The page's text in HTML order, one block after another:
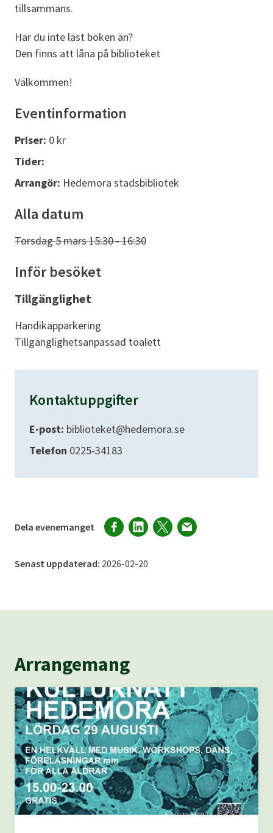
tillsammans.
Har du inte läst boken än?
Den finns att låna på biblioteket
Välkommen!
Eventinformation
Priser: 0 kr
Tider:
Arrangör: Hedemora stadsbibliotek
Alla datum
Torsdag 5 mars 15:30 - 16:30
Inför besöket
Tillgänglighet
Handikapparkering
Tillgänglighetsanpassad toalett
Kontaktuppgifter
E-post: biblioteket@hedemora.se
Telefon 0225-34183
Dela evenemanget
Senast uppdaterad: 2026-02-20
Arrangemang